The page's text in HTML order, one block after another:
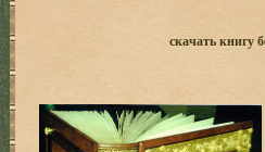
скачать книгу